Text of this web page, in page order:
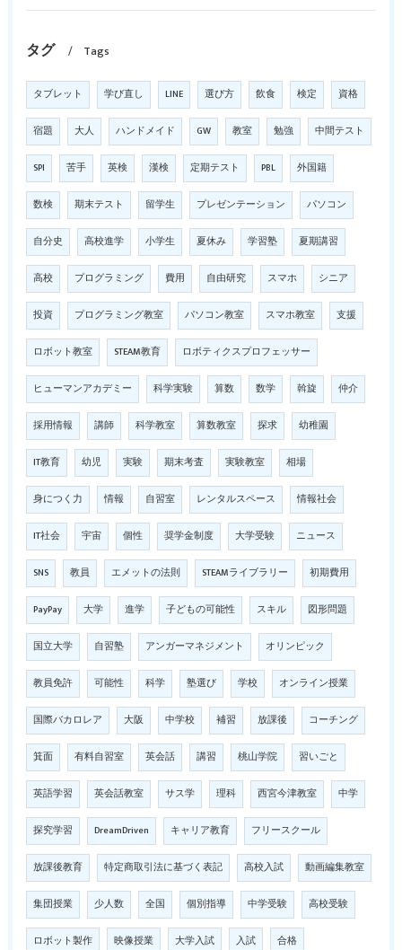
タグ Tags
タブレット 学び直し LINE 選び方 飲食 検定 資格
宿題 大人 ハンドメイド GW 教室 勉強 中間テスト
SPI 苦手 英検 漢検 定期テスト PBL 外国籍
数検 期末テスト 留学生 プレゼンテーション パソコン
自分史 高校進学 小学生 夏休み 学習塾 夏期講習
高校 プログラミング 費用 自由研究 スマホ シニア
投資 プログラミング教室 パソコン教室 スマホ教室 支援
ロボット教室 STEAM教育 ロボティクスプロフェッサー
ヒューマンアカデミー 科学実験 算数 数学 斡旋 仲介
採用情報 講師 科学教室 算数教室 探求 幼稚園
IT教育 幼児 実験 期末考査 実験教室 相場
身につく力 情報 自習室 レンタルスペース 情報社会
IT社会 宇宙 個性 奨学金制度 大学受験 ニュース
SNS 教員 エメットの法則 STEAMライブラリー 初期費用
PayPay 大学 進学 子どもの可能性 スキル 図形問題
国立大学 自習塾 アンガーマネジメント オリンピック
教員免許 可能性 科学 塾選び 学校 オンライン授業
国際バカロレア 大阪 中学校 補習 放課後 コーチング
箕面 有料自習室 英会話 講習 桃山学院 習いごと
英語学習 英会話教室 サス学 理科 西宮今津教室 中学
探究学習 DreamDriven キャリア教育 フリースクール
放課後教育 特定商取引法に基づく表記 高校入試 動画編集教室
集団授業 少人数 全国 個別指導 中学受験 高校受験
ロボット製作 映像授業 大学入試 入試 合格